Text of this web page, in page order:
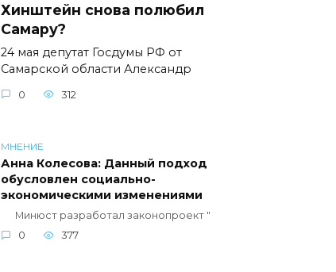
Хинштейн снова полюбил
Самару?
24 мая депутат Госдумы РФ от
Самарской области Александр
0 312
МНЕНИЕ
Анна Колесова: Данный подход
обусловлен социально-
экономическими изменениями
Минюст разработал законопроект "
0
377